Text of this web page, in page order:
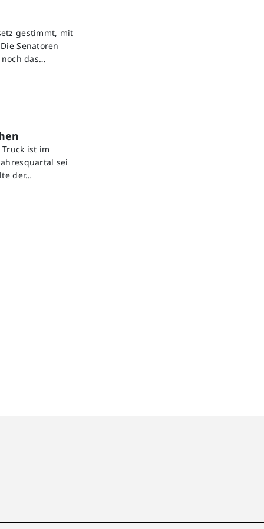
gestimmt, mit
Senatoren
das…
ist im
sei
der…